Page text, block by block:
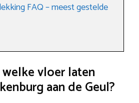
FAQ – meest gestelde
welke vloer laten
aan de Geul?